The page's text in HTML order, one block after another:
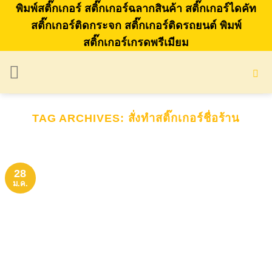
Skipพิมพ์สติ๊กเกอร์ สติ๊กเกอร์ฉลากสินค้า สติ๊กเกอร์ไดคัท
สติ๊กเกอร์ติดกระจก สติ๊กเกอร์ติดรถยนต์ พิมพ์
สติ๊กเกอร์เกรดพรีเมียม
TAG ARCHIVES: สั่งทําสติ๊กเกอร์ชื่อร้าน
28
ม.ค.